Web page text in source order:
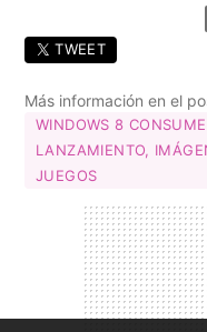
TWEET
Más información en el
WINDOWS 8
LANZAMIENTO,
JUEGOS